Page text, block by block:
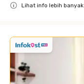
Lihat info lebih banyak